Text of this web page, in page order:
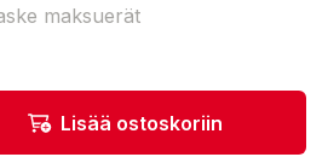
maksuerät
Lisää ostoskoriin